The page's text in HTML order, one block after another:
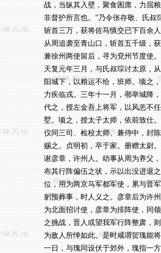
战，当纵其入壁，聚食囷廪，力屈
非督护所言也。”乃令张存敬、氏
斩首三万，获将佐马慎交已下百余
从周追袭至青山口，斩首五千级，
兼徐州两使留后，寻为兗州节度使。
天复元年三月，与氏叔琮讨太原，
阳城下，以粮运不给，班师。顷之
力疾临戎。三年十一月，鄩举城降
代之，授左金吾上将军，以风恙不
墅。顷之，授太子太师，依前致仕
仪同三司、检校太师、兼侍中，封
赐之。贞明初，卒于家。册赠太尉。
谢彦章，许州人。幼事从周为养父
布其行阵偏伍之状，示以出没进退
位，用为两京马军都军使，累与晋
躬预葬事，时人义之。彦章后为许
为北面招讨使，彦章为排阵使，同
之挑战，晋人或望我军行阵整肃，
为敌人所惮如此。是时咸谓贺瑰能
一日，与瑰同设伏于郊外，瑰指一